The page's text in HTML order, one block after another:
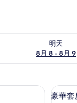
明天
8月 8 - 8月 9
明天 (8月 8 - 8月 9)
、客房內保險箱、熨斗/
顯5
豪華套